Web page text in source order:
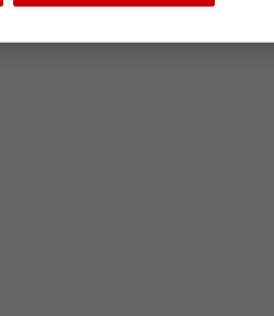
Richtlinie Für Softwaredaten Cookie Policy